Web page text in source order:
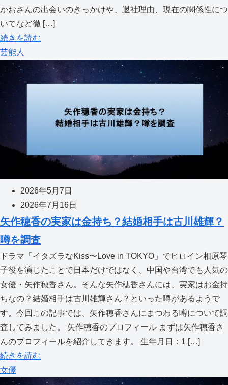
かおさんの出会いのきっかけや、退社理由、現在の関係性につ
いてなど徹 […]
続きを読む
芸能人
2026年5月7日
2026年7月16日
矢作穂香の実家は金持ち？結婚相手は古川雄輝？
噂を調査
ドラマ「イタズラなKiss〜Love in TOKYO」でヒロイン相原琴
子役を演じたことで日本だけではなく、中国や台湾でも人気の
女優・矢作穂香さん。そんな矢作穂香さんには、実家はお金持
ちなの？結婚相手は古川雄輝さん？といった噂があるようで
す。今回この記事では、矢作穂香さんにまつわる噂について調
査してみました。 矢作穂香のプロフィール まずは矢作穂香さ
んのプロフィールを紹介してきます。 生年月日：1 […]
続きを読む
女優